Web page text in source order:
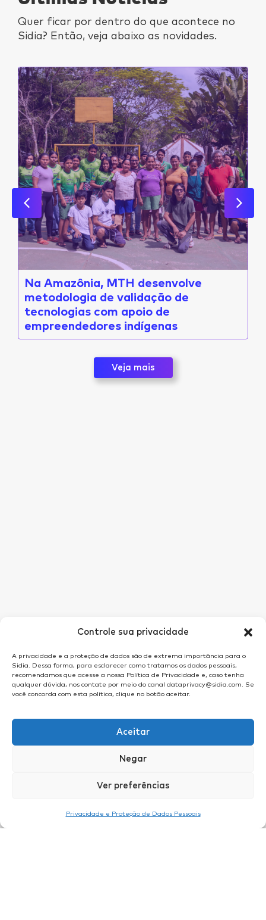
Controle sua privacidade
A privacidade e a proteção de dados são de extrema importância para o
Sidia. Dessa forma, para esclarecer como tratamos os dados pessoais,
recomendamos que acesse a nossa Política de Privacidade e, caso tenha
qualquer dúvida, nos contate por meio do canal dataprivacy@sidia.com. Se
você concorda com esta política, clique no botão aceitar.
Aceitar
Negar
Ver preferências
Privacidade e Proteção de Dados Pessoais
Quer ficar por dentro do que acontece no
Sidia? Então, veja abaixo as novidades.
Na Amazônia, MTH desenvolve
metodologia de validação de
tecnologias com apoio de
empreendedores indígenas
Veja mais